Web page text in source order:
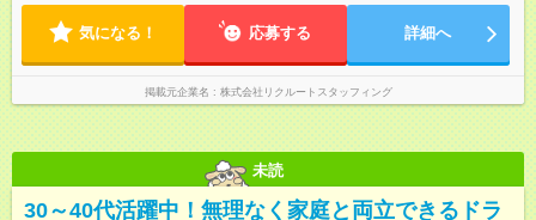
気になる！ 応募する 詳細へ
掲載元企業名 株式会社リクルートスタッフィング
未読
30～40代活躍中！無理なく家庭と両立できるドラ